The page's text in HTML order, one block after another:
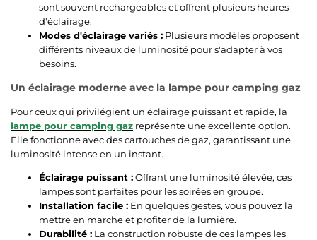
sont souvent rechargeables et offrent plusieurs heures
d'éclairage.
Modes d'éclairage variés : Plusieurs modèles proposent
différents niveaux de luminosité pour s'adapter à vos
besoins.
Un éclairage moderne avec la lampe pour camping gaz
Pour ceux qui privilégient un éclairage puissant et rapide, la
lampe pour camping gaz représente une excellente option.
Elle fonctionne avec des cartouches de gaz, garantissant une
luminosité intense en un instant.
Éclairage puissant :Offrant une luminosité élevée, ces
lampes sont parfaites pour les soirées en groupe.
Installation facile : En quelques gestes, vous pouvez la
mettre en marche et profiter de la lumière.
Durabilité : La construction robuste de ces lampes les